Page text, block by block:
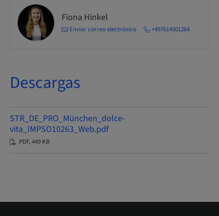
Fiona Hinkel
Enviar correo electrónico +497614501264
Descargas
STR_DE_PRO_München_dolce-
vita_IMPSO10263_Web.pdf
PDF, 449 KB